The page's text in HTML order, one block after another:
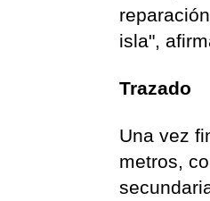
isla",
Trazado
Una vez
metros,